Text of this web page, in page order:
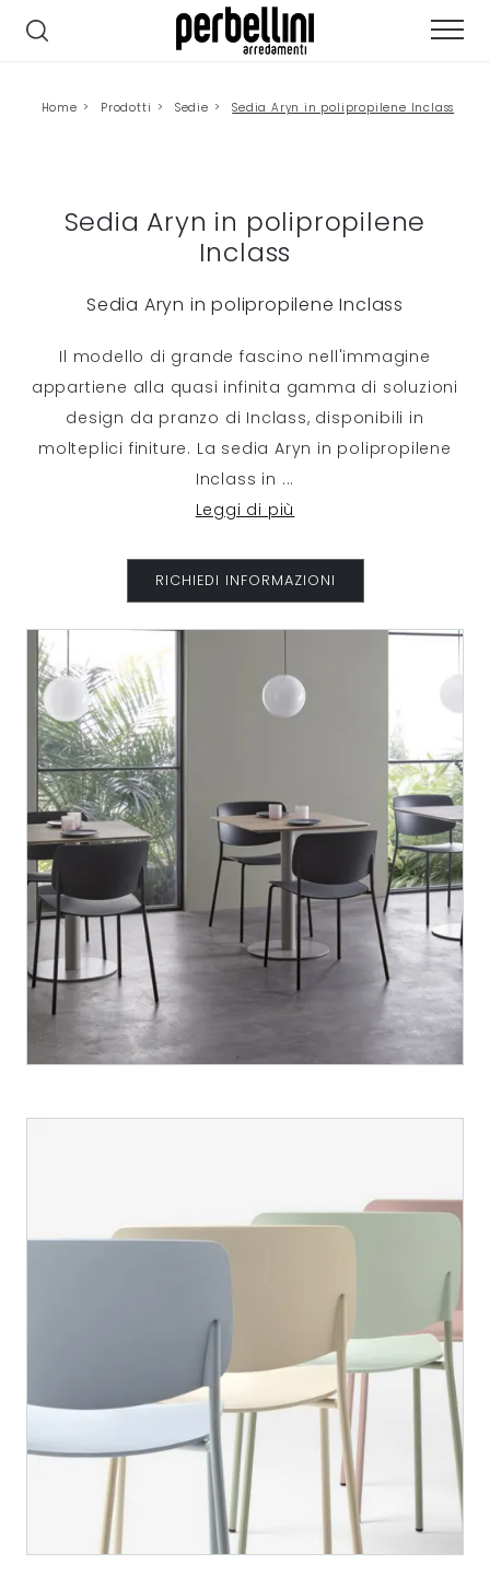
Home > Prodotti > Sedie > Sedia Aryn in polipropilene Inclass
Sedia Aryn in polipropilene
Inclass
Sedia Aryn in polipropilene Inclass
Il modello di grande fascino nell'immagine
appartiene alla quasi infinita gamma di soluzioni
design da pranzo di Inclass, disponibili in
molteplici finiture. La sedia Aryn in polipropilene
Inclass in ...
Leggi di più
RICHIEDI INFORMAZIONI